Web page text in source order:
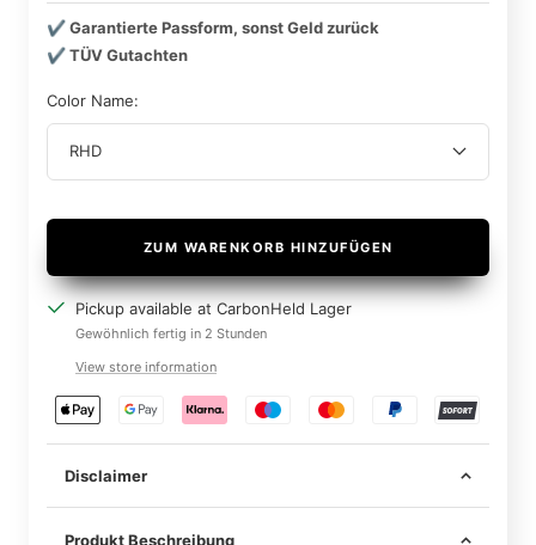
✔️ Garantierte Passform, sonst Geld zurück
✔️ TÜV Gutachten
Color Name:
RHD
ZUM WARENKORB HINZUFÜGEN
Pickup available at CarbonHeld Lager
Gewöhnlich fertig in 2 Stunden
View store information
Disclaimer
Produkt Beschreibung